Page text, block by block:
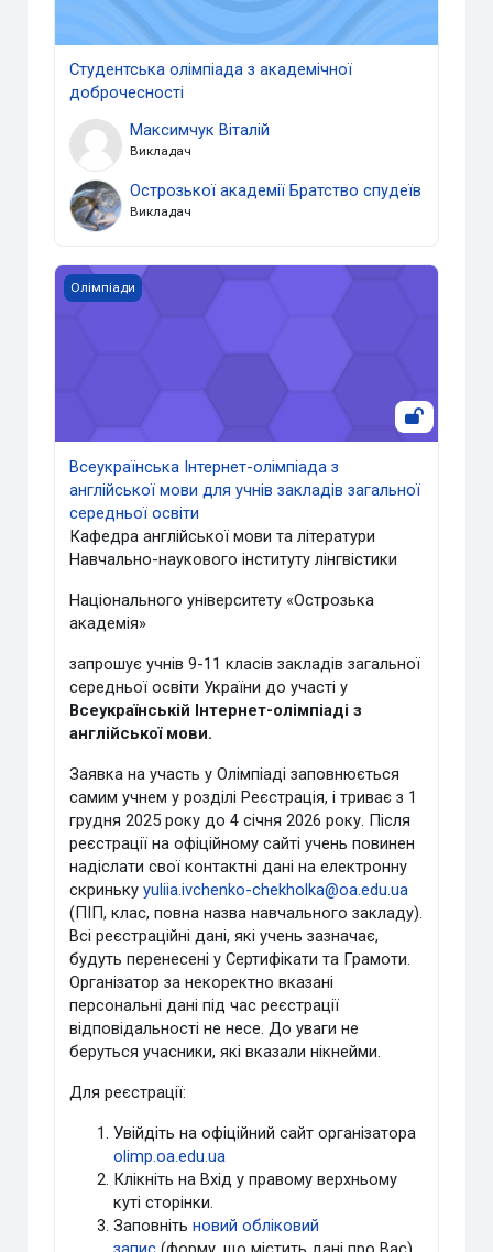
Студентська олімпіада з академічної
доброчесності
Максимчук Віталій
Викладач
Острозької академії Братство спудеїв
Викладач
Всеукраїнська Інтернет-олімпіада з англійської мови
Олімпіади
Всеукраїнська Інтернет-олімпіада з
англійської мови для учнів закладів загальної
середньої освіти
Кафедра англійської мови та літератури
Навчально-наукового інституту лінгвістики
Національного університету «Острозька
академія»
запрошує учнів 9-11 класів закладів загальної
середньої освіти України до участі у
Всеукраїнській Інтернет-олімпіаді з
англійської мови.
Заявка на участь у Олімпіаді заповнюється
самим учнем у розділі Реєстрація, і триває з 1
грудня 2025 року до 4 січня 2026 року. Після
реєстрації на офіційному сайті учень повинен
надіслати свої контактні дані на електронну
скринькуyuliia.ivchenko-chekholka@oa.edu.ua
(ПІП, клас, повна назва навчального закладу).
Всі реєстраційні дані, які учень зазначає,
будуть перенесені у Сертифікати та Грамоти.
Організатор за некоректно вказані
персональні дані під час реєстрації
відповідальності не несе. До уваги не
беруться учасники, які вказали нікнейми.
Для реєстрації:
Увійдіть на офіційний сайт організатора
olimp.oa.edu.ua
Клікніть на Вхід у правому верхньому
куті сторінки.
Заповнітьновий обліковий